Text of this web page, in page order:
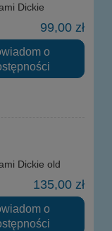
Dickie
99,00 zł
o
Dickie old
135,00 zł
o